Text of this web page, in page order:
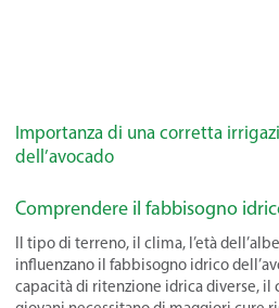
Importanza di una corretta
dell’avocado
Comprendere il fabbisogno
Il tipo di terreno, il clima, l’età
influenzano il fabbisogno idrico
capacità di ritenzione idrica diverse, il